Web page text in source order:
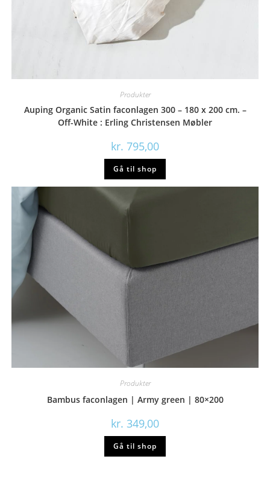
Produkter
Auping Organic Satin faconlagen 300 – 180 x 200 cm. –
Off-White : Erling Christensen Møbler
kr. 795,00
Gå til shop
Produkter
Bambus faconlagen | Army green | 80×200
kr. 349,00
Gå til shop